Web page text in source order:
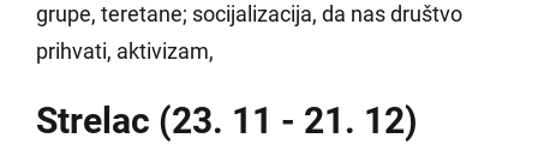
grupe, teretane; socijalizacija, da nas društvo
prihvati, aktivizam,
Strelac (23. 11 - 21. 12)